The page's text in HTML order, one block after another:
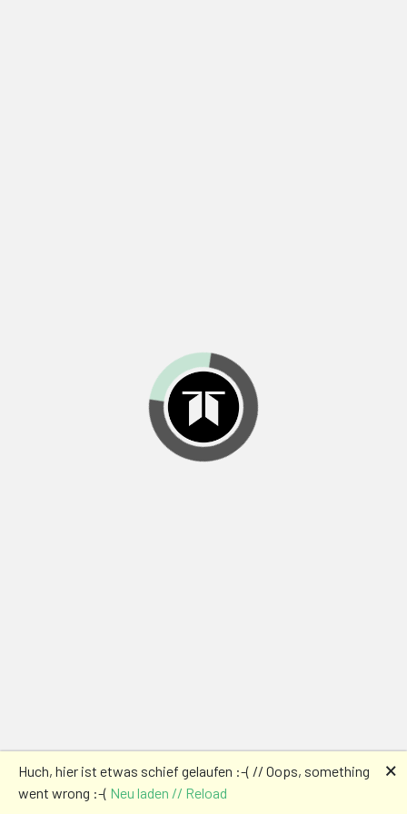
Huch, hier ist etwas schief gelaufen :-( // Oops, something
went wrong :-( Neu laden // Reload
🗙